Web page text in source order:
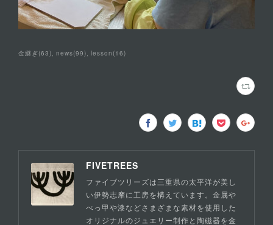
金継ぎ(63) news(99) lesson (16)
FIVETREES
ファイブツリーズは三重県の太平洋が美し
い伊勢志摩に工房を構えています。金属や
べっ甲や漆などさまざまな素材を使用した
オリジナルのジュエリー制作と陶磁器を金